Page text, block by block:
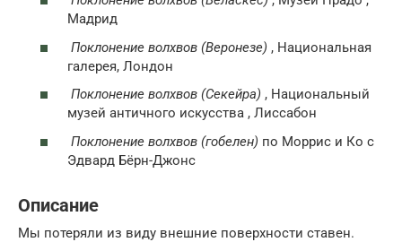
Мадрид
Поклонение волхвов (Веронезе) , Национальная
галерея, Лондон
Поклонение волхвов (Секейра) , Национальный
музей античного искусства , Лиссабон
Поклонение волхвов (гобелен) по Моррис и Ко с
Эдвард Бёрн-Джонс
Описание
Мы потеряли из виду внешние поверхности ставен.